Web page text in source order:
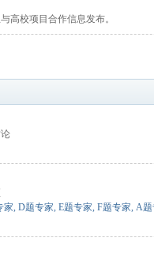
高校项目合作信息发布。
家, D题专家, E题专家, F题专家, A题